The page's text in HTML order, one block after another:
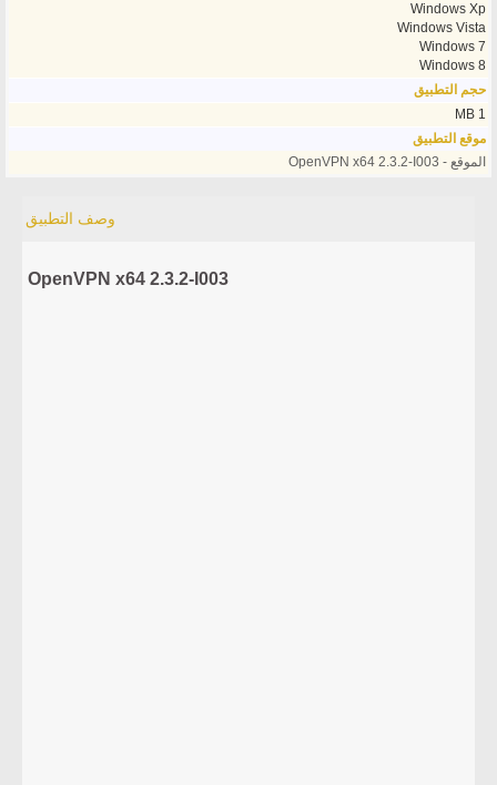
Windows Xp
Windows Vista
Windows 7
Windows 8
حجم التطبيق
1 MB
موقع التطبيق
الموقع - OpenVPN x64 2.3.2-I003
وصف التطبيق
OpenVPN x64 2.3.2-I003